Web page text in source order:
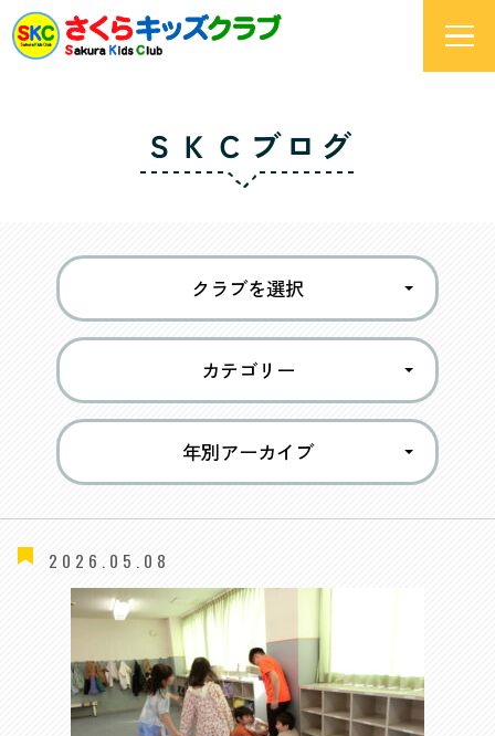
ＳＫＣブログ
クラブを選択
カテゴリー
年別アーカイブ
2026.05.08